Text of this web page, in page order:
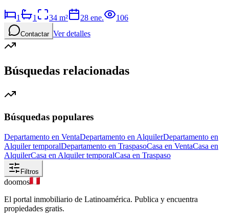
1 1 34 m² 28 ene. 106
Contactar Ver detalles
Búsquedas relacionadas
Búsquedas populares
Departamento en VentaDepartamento en AlquilerDepartamento en
Alquiler temporalDepartamento en TraspasoCasa en VentaCasa en
AlquilerCasa en Alquiler temporalCasa en Traspaso
Filtros
doomos
El portal inmobiliario de Latinoamérica. Publica y encuentra
propiedades gratis.